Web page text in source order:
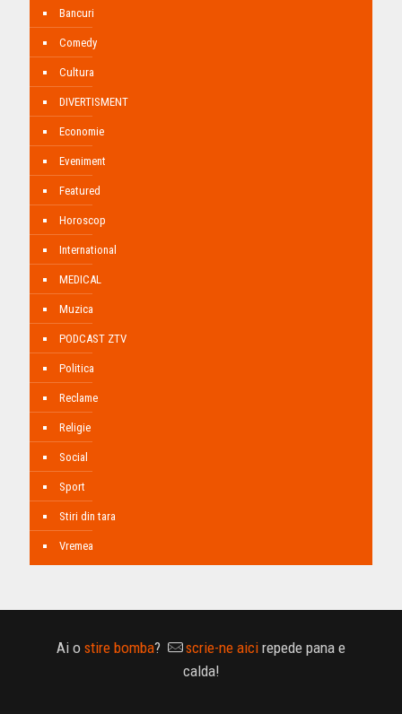
Bancuri
Comedy
Cultura
DIVERTISMENT
Economie
Eveniment
Featured
Horoscop
International
MEDICAL
Muzica
PODCAST ZTV
Politica
Reclame
Religie
Social
Sport
Stiri din tara
Vremea
Ai o stire bomba? scrie-ne aici repede pana e
calda!